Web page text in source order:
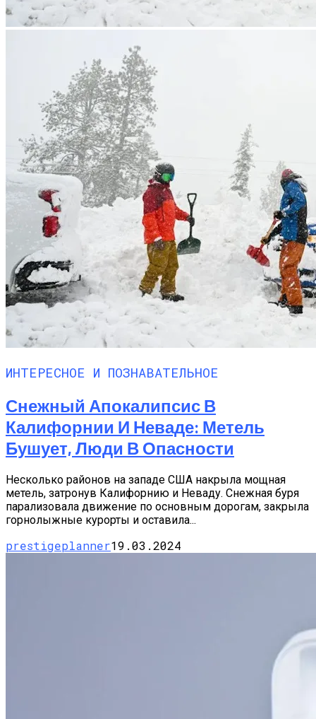
ИНТЕРЕСНОЕ И ПОЗНАВАТЕЛЬНОЕ
Снежный Апокалипсис В
Калифорнии И Неваде: Метель
Бушует, Люди В Опасности
Несколько районов на западе США накрыла мощная
метель, затронув Калифорнию и Неваду. Снежная буря
парализовала движение по основным дорогам, закрыла
горнолыжные курорты и оставила...
prestigeplanner19.03.2024